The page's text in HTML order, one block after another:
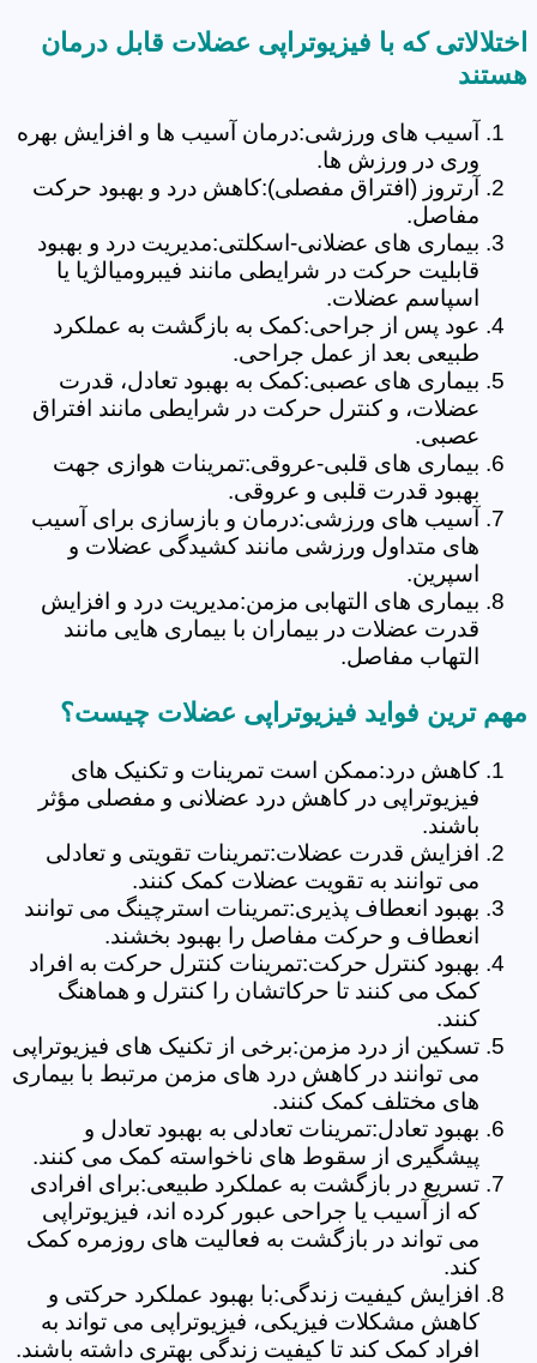
اختلالاتی که با فیزیوتراپی عضلات قابل درمان
هستند
آسیب های ورزشی:درمان آسیب ها و افزایش بهره
وری در ورزش ها.
آرتروز (افتراق مفصلی):کاهش درد و بهبود حرکت
مفاصل.
بیماری های عضلانی-اسکلتی:مدیریت درد و بهبود
قابلیت حرکت در شرایطی مانند فیبرومیالژیا یا
اسپاسم عضلات.
عود پس از جراحی:کمک به بازگشت به عملکرد
طبیعی بعد از عمل جراحی.
بیماری های عصبی:کمک به بهبود تعادل، قدرت
عضلات، و کنترل حرکت در شرایطی مانند افتراق
عصبی.
بیماری های قلبی-عروقی:تمرینات هوازی جهت
بهبود قدرت قلبی و عروقی.
آسیب های ورزشی:درمان و بازسازی برای آسیب
های متداول ورزشی مانند کشیدگی عضلات و
اسپرین.
بیماری های التهابی مزمن:مدیریت درد و افزایش
قدرت عضلات در بیماران با بیماری هایی مانند
التهاب مفاصل.
مهم ترین فواید فیزیوتراپی عضلات چیست؟
کاهش درد:ممکن است تمرینات و تکنیک های
فیزیوتراپی در کاهش درد عضلانی و مفصلی مؤثر
باشند.
افزایش قدرت عضلات:تمرینات تقویتی و تعادلی
می توانند به تقویت عضلات کمک کنند.
بهبود انعطاف پذیری:تمرینات استرچینگ می توانند
انعطاف و حرکت مفاصل را بهبود بخشند.
بهبود کنترل حرکت:تمرینات کنترل حرکت به افراد
کمک می کنند تا حرکاتشان را کنترل و هماهنگ
کنند.
تسکین از درد مزمن:برخی از تکنیک های فیزیوتراپی
می توانند در کاهش درد های مزمن مرتبط با بیماری
های مختلف کمک کنند.
بهبود تعادل:تمرینات تعادلی به بهبود تعادل و
پیشگیری از سقوط های ناخواسته کمک می کنند.
تسریع در بازگشت به عملکرد طبیعی:برای افرادی
که از آسیب یا جراحی عبور کرده اند، فیزیوتراپی
می تواند در بازگشت به فعالیت های روزمره کمک
کند.
افزایش کیفیت زندگی:با بهبود عملکرد حرکتی و
کاهش مشکلات فیزیکی، فیزیوتراپی می تواند به
افراد کمک کند تا کیفیت زندگی بهتری داشته باشند.